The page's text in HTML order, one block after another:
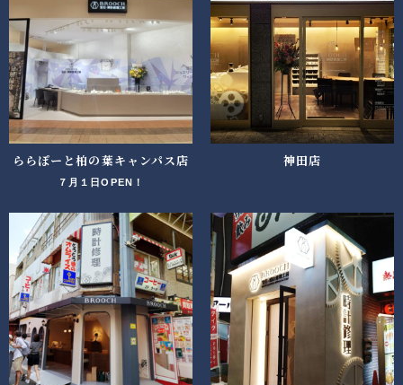
ららぽーと柏の葉キャンパス店
７月１日OPEN！
神田店